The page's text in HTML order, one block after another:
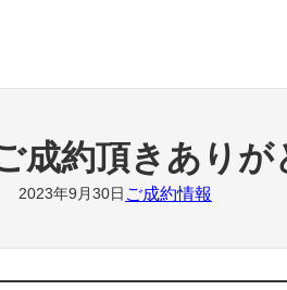
成約頂きあり
2023年9月30日 ご成約情報